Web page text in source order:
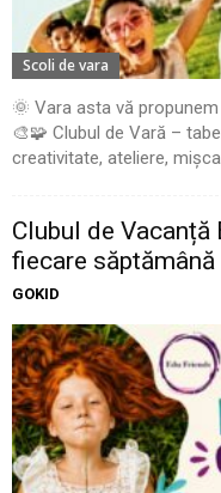
Scoli de vara
🌞 Vara asta vă
🎨🧩 Clubul de Vară –
creativitate, ateliere,
Clubul de Vacanță
fiecare
GOKID